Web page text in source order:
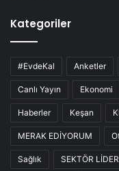
Kategoriler
#EvdeKal Anketler
Canlı Yayın Ekonomi
Haberler Keşan
MERAK EDİYORUM
Sağlık SEKTÖR